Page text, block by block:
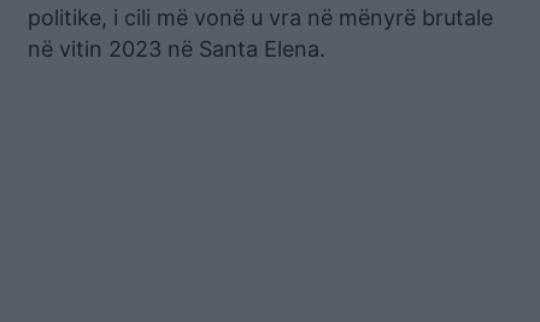
politike, i cili më vonë u vra në mënyrë brutale
në vitin 2023 në Santa Elena.